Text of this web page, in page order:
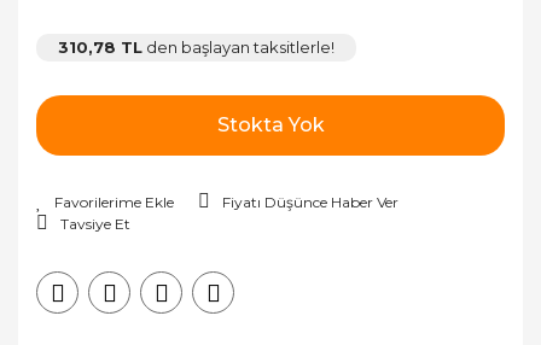
310,78 TL den başlayan taksitlerle!
Stokta Yok
Fiyatı Düşünce Haber Ver
Tavsiye Et